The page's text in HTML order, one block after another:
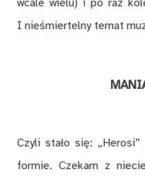
I nieśmiertelny temat
Czyli stało się:
formie. Czekam z